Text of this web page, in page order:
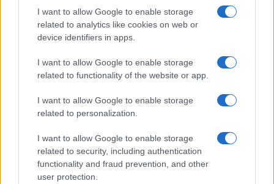
I want to allow Google to enable storage
related to analytics like cookies on web or
device identifiers in apps.
I want to allow Google to enable storage
related to functionality of the website or app.
I want to allow Google to enable storage
related to personalization.
I want to allow Google to enable storage
related to security, including authentication
functionality and fraud prevention, and other
user protection.
Nombre
Bitcoin
(BTC)
$64,961.00
Ethereum
BNB $592.72